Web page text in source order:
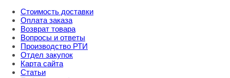
Стоимость доставки
Оплата заказа
Возврат товара
Вопросы и ответы
Производство РТИ
Отдел закупок
Карта сайта
Статьи